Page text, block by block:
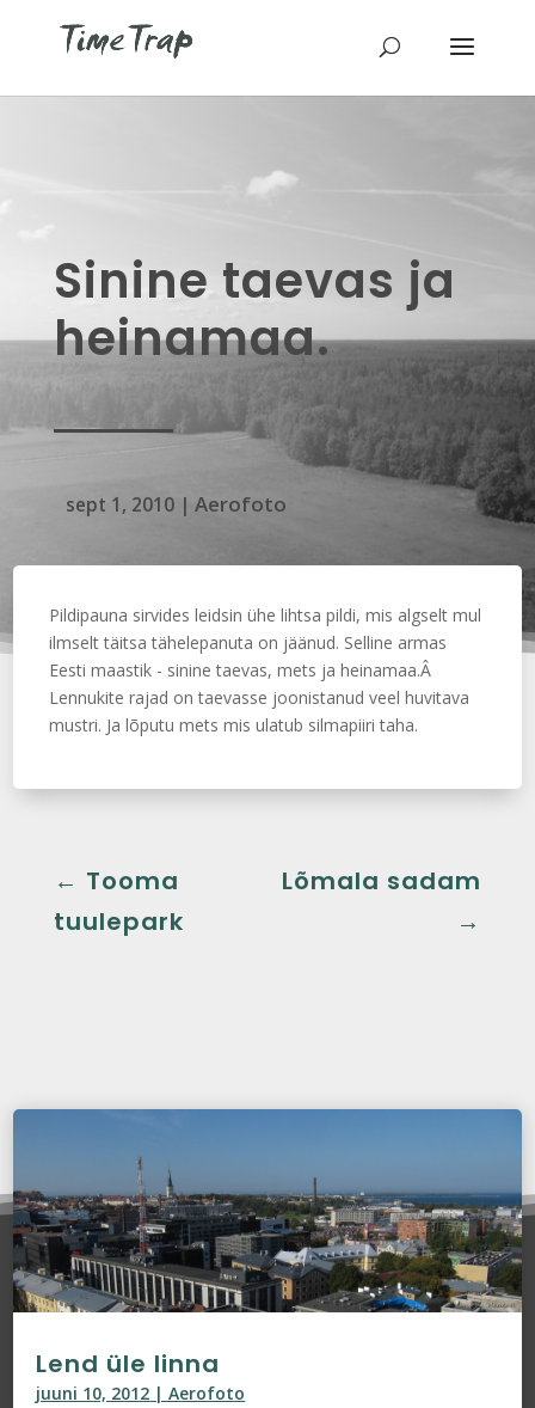
Sinine taevas ja
heinamaa.
sept 1, 2010| Aerofoto
Pildipauna sirvides leidsin ühe lihtsa pildi, mis algselt mul
ilmselt täitsa tähelepanuta on jäänud. Selline armas
Eesti maastik - sinine taevas, mets ja heinamaa.Â
Lennukite rajad on taevasse joonistanud veel huvitava
mustri. Ja lõputu mets mis ulatub silmapiiri taha.
← Tooma
tuulepark
Lõmala sadam
→
Lend üle linna
juuni 10, 2012 |Aerofoto